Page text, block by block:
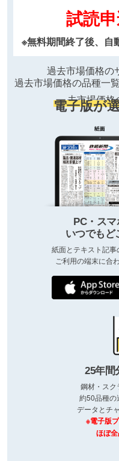
試読
※無料期間終了後、自
過去市場価格の
過去市場価格の品種一
去市場価格
電子版が
PC・ス
いつでもど
紙面とテキスト記事
ご利用の端末に合
25年間
鋼材・スク
約50品種の
データとチ
※電子版
ほぼ